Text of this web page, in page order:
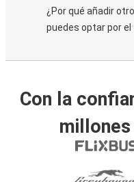
¿Por qué añadir
puedes optar por
Con la